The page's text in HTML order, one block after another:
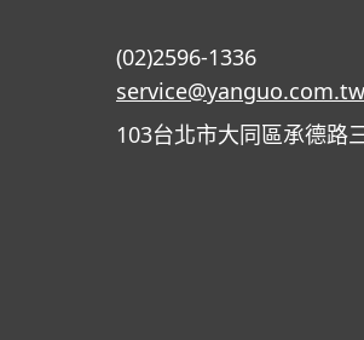
(02)2596-1336
service@yanguo.com.tw
103台北市大同區承德路